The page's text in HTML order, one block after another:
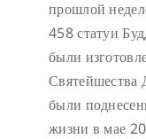
прошлой
458 статуи
были
Святейшества
были
жизни в мае